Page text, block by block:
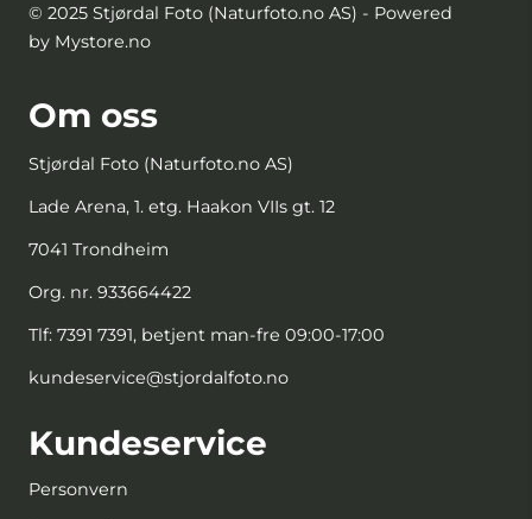
© 2025 Stjørdal Foto (Naturfoto.no AS) - Powered
by Mystore.no
Om oss
Stjørdal Foto (Naturfoto.no AS)
Lade Arena, 1. etg. Haakon VIIs gt. 12
7041 Trondheim
Org. nr. 933664422
Tlf: 7391 7391, betjent man-fre 09:00-17:00
kundeservice@stjordalfoto.no
Kundeservice
Personvern